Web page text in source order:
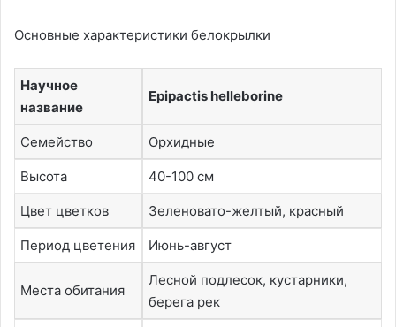
Основные характеристики белокрылки
Научное
название
Epipactis helleborine
Семейство Орхидные
Высота 40-100 см
Цвет цветков Зеленовато-желтый, красный
Период цветения Июнь-август
Места обитания
Лесной подлесок, кустарники,
берега рек